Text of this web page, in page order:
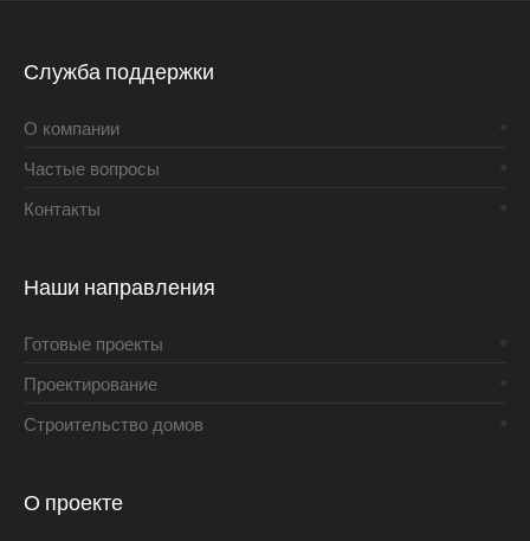
Служба поддержки
О компании
Частые вопросы
Контакты
Наши направления
Готовые проекты
Проектирование
Строительство домов
О проекте